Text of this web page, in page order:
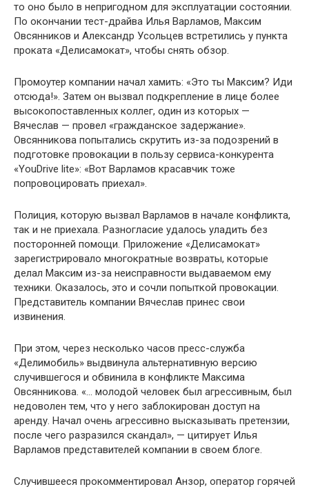
то оно было в непригодном для эксплуатации состоянии.
По окончании тест-драйва Илья Варламов, Максим
Овсянников и Александр Усольцев встретились у пункта
проката «Делисамокат», чтобы снять обзор.
Промоутер компании начал хамить: «Это ты Максим? Иди
отсюда!». Затем он вызвал подкрепление в лице более
высокопоставленных коллег, один из которых —
Вячеслав — провел «гражданское задержание».
Овсянникова попытались скрутить из-за подозрений в
подготовке провокации в пользу сервиса-конкурента
«YouDrive lite»: «Вот Варламов красавчик тоже
попровоцировать приехал».
Полиция, которую вызвал Варламов в начале конфликта,
так и не приехала. Разногласие удалось уладить без
посторонней помощи. Приложение «Делисамокат»
зарегистрировало многократные возвраты, которые
делал Максим из-за неисправности выдаваемом ему
техники. Оказалось, это и сочли попыткой провокации.
Представитель компании Вячеслав принес свои
извинения.
При этом, через несколько часов пресс-служба
«Делимобиль» выдвинула альтернативную версию
случившегося и обвинила в конфликте Максима
Овсянникова. «… молодой человек был агрессивным, был
недоволен тем, что у него заблокирован доступ на
аренду. Начал очень агрессивно высказывать претензии,
после чего разразился скандал», — цитирует Илья
Варламов представителей компании в своем блоге.
Случившееся прокомментировал Анзор, оператор горячей